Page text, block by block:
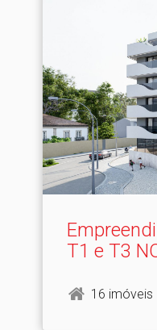
T1 e T3
16 imóveis